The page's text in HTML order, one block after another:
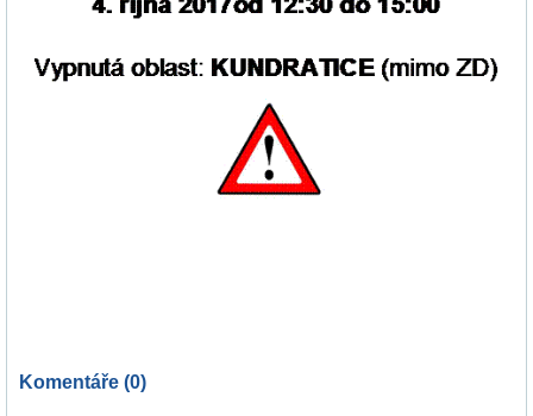
Komentáře (0)